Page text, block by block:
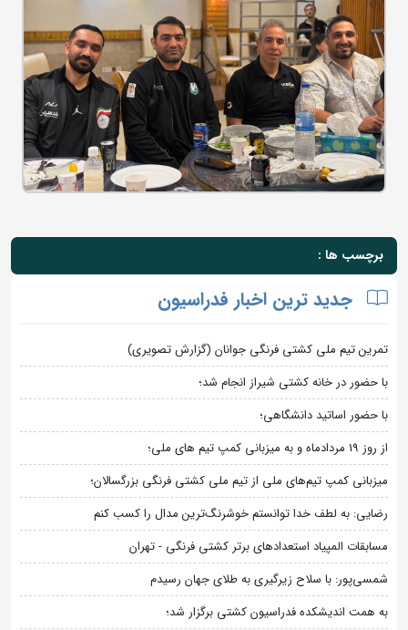
برچسب ها :
جدید ترین اخبار فدراسیون
تمرین تیم ملی کشتی فرنگی جوانان (گزارش تصویری)
با حضور در خانه کشتی شیراز انجام شد؛
با حضور اساتید دانشگاهی؛
از روز 19 مردادماه و به میزبانی کمپ تیم های ملی؛
میزبانی کمپ تیم‌های ملی از تیم ملی کشتی فرنگی بزرگسالان؛
رضایی: به لطف خدا توانستم خوشرنگ‌ترین مدال را کسب کنم
مسابقات المپیاد استعدادهای برتر کشتی فرنگی - تهران
شمسی‌پور: با سلاح زیرگیری به طلای جهان رسیدم
به همت اندیشکده فدراسیون کشتی برگزار شد؛